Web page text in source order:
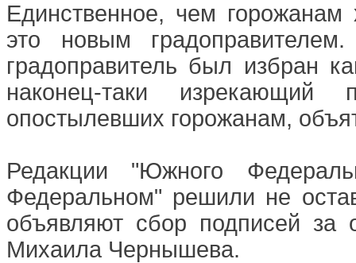
Единственное, чем
это новым
градоправитель был избран
наконец-таки
опостылевших горожанам,
Редакции "Южного
Федеральном" решили не
объявляют сбор подписей за
Михаила Чернышева.